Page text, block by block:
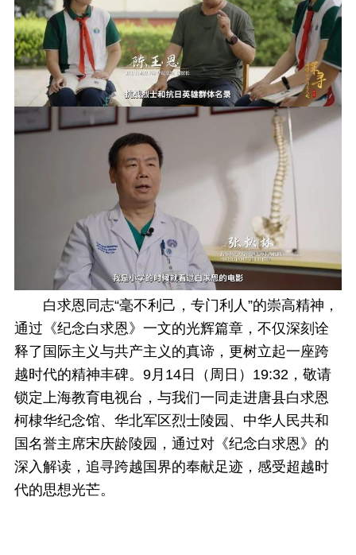
白求恩同志“毫不利己，专门利人”的崇高精神，
通过《纪念白求恩》一文的光辉篇章，不仅深刻诠
释了国际主义与共产主义的真谛，更树立起一座跨
越时代的精神丰碑。9月14日（周日）19:32，敬请
锁定上海教育电视台，与我们一同走进唐县白求恩
柯棣华纪念馆、华北军区烈士陵园、中华人民共和
国名誉主席宋庆龄陵园，通过对《纪念白求恩》的
深入解读，追寻跨越国界的奉献足迹，感受超越时
代的思想光芒。